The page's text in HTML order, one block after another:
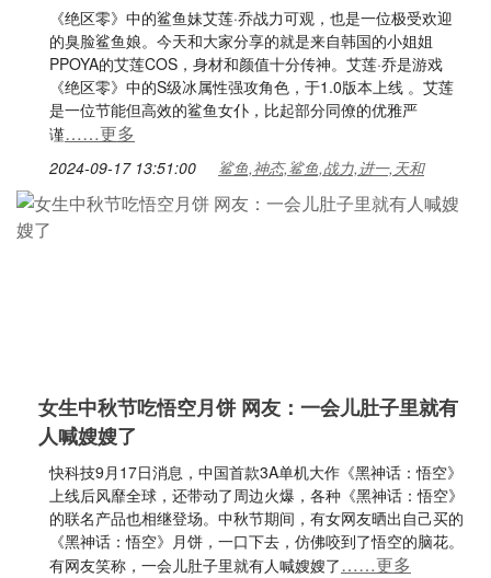
《绝区零》中的鲨鱼妹艾莲·乔战力可观，也是一位极受欢迎
的臭脸鲨鱼娘。今天和大家分享的就是来自韩国的小姐姐
PPOYA的艾莲COS，身材和颜值十分传神。艾莲·乔是游戏
《绝区零》中的S级冰属性强攻角色，于1.0版本上线 。艾莲
是一位节能但高效的鲨鱼女仆，比起部分同僚的优雅严
谨……更多
2024-09-17 13:51:00 鲨鱼,神态,鲨鱼,战力,进一,天和
女生中秋节吃悟空月饼 网友：一会儿肚子里就有
人喊嫂嫂了
快科技9月17日消息，中国首款3A单机大作《黑神话：悟空》
上线后风靡全球，还带动了周边火爆，各种《黑神话：悟空》
的联名产品也相继登场。中秋节期间，有女网友晒出自己买的
《黑神话：悟空》月饼，一口下去，仿佛咬到了悟空的脑花。
有网友笑称，一会儿肚子里就有人喊嫂嫂了……更多